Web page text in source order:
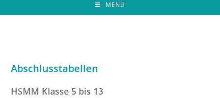
MENÜ
Abschlusstabellen
HSMM Klasse 5 bis 13